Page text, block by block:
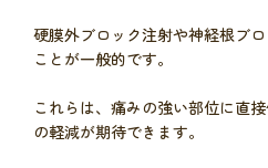
硬膜外ブロック注射や神経根ブ
ことが一般的です。
これらは、痛みの強い部位に直
の軽減が期待できます。